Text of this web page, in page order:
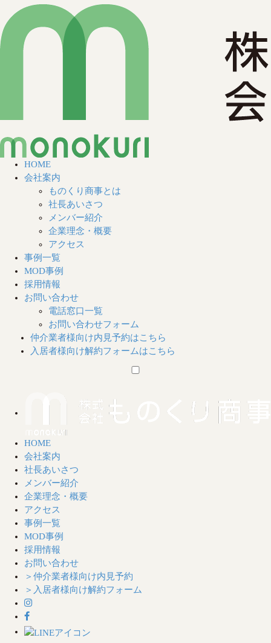
HOME
会社案内
ものくり商事とは
社長あいさつ
メンバー紹介
企業理念・概要
アクセス
事例一覧
MOD事例
採用情報
お問い合わせ
電話窓口一覧
お問い合わせフォーム
仲介業者様向け内見予約はこちら
入居者様向け解約フォームはこちら
HOME
会社案内
社長あいさつ
メンバー紹介
企業理念・概要
アクセス
事例一覧
MOD事例
採用情報
お問い合わせ
＞仲介業者様向け内見予約
＞入居者様向け解約フォーム